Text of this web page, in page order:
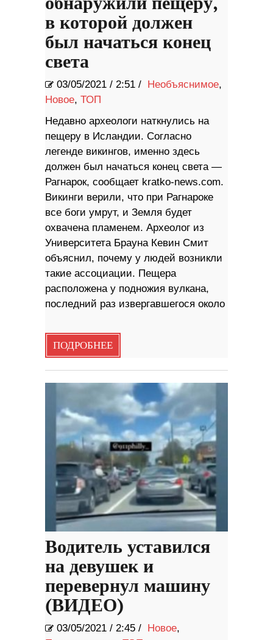
в которой должен
был начаться конец
света
03/05/2021 / 2:51 / Необъяснимое,
Новое, ТОП
Недавно археологи наткнулись на
пещеру в Исландии. Согласно
легенде викингов, именно здесь
должен был начаться конец света —
Рагнарок, сообщает kratko-news.com.
Викинги верили, что при Рагнароке
все боги умрут, и Земля будет
охвачена пламенем. Археолог из
Университета Брауна Кевин Смит
объяснил, почему у людей возникли
такие ассоциации. Пещера
расположена у подножия вулкана,
последний раз извергавшегося около
ПОДРОБНЕЕ
Водитель уставился
на девушек и
перевернул машину
(ВИДЕО)
03/05/2021 / 2:45 / Новое,